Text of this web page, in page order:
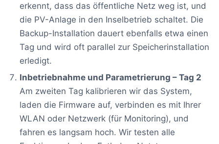
erkennt, dass das öffentliche Netz weg ist, und
die PV-Anlage in den Inselbetrieb schaltet. Die
Backup-Installation dauert ebenfalls etwa einen
Tag und wird oft parallel zur Speicherinstallation
erledigt.
Inbetriebnahme und Parametrierung – Tag 2
Am zweiten Tag kalibrieren wir das System,
laden die Firmware auf, verbinden es mit Ihrer
WLAN oder Netzwerk (für Monitoring), und
fahren es langsam hoch. Wir testen alle